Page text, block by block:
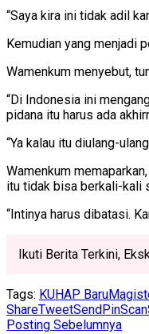
“Saya kira ini tidak adil
Kemudian yang menjadi
Wamenkum menyebut,
“Di Indonesia ini
pidana itu harus ada
“Ya kalau itu diulang-
Wamenkum
itu tidak bisa berkali-kali
“Intinya harus dibatasi.
Ikuti Berita Terkini,
Tags: KUHAP Baru
ShareTweetSend PinScan
Posting Sebelumnya